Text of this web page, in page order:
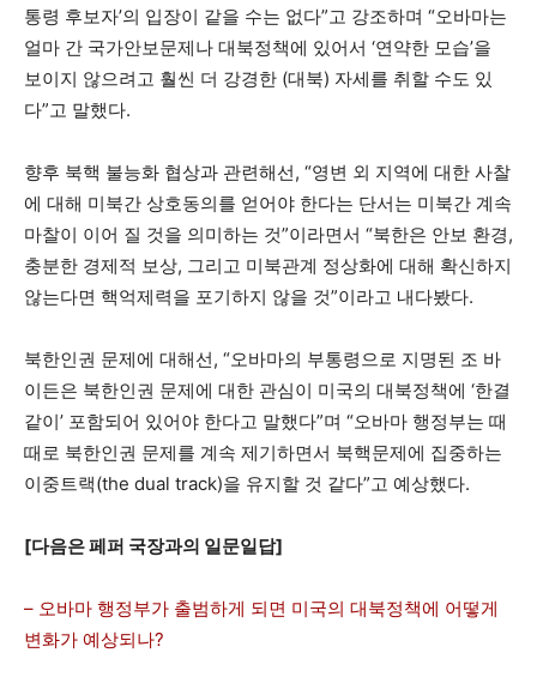
통령 후보자’의 입장이 같을 수는 없다”고 강조하며 “오바마는
얼마 간 국가안보문제나 대북정책에 있어서 ‘연약한 모습’을
보이지 않으려고 훨씬 더 강경한 (대북) 자세를 취할 수도 있
다”고 말했다.
향후 북핵 불능화 협상과 관련해선, “영변 외 지역에 대한 사찰
에 대해 미북간 상호동의를 얻어야 한다는 단서는 미북간 계속
마찰이 이어 질 것을 의미하는 것”이라면서 “북한은 안보 환경,
충분한 경제적 보상, 그리고 미북관계 정상화에 대해 확신하지
않는다면 핵억제력을 포기하지 않을 것”이라고 내다봤다.
북한인권 문제에 대해선, “오바마의 부통령으로 지명된 조 바
이든은 북한인권 문제에 대한 관심이 미국의 대북정책에 ‘한결
같이’ 포함되어 있어야 한다고 말했다”며 “오바마 행정부는 때
때로 북한인권 문제를 계속 제기하면서 북핵문제에 집중하는
이중트랙(the dual track)을 유지할 것 같다”고 예상했다.
[다음은 페퍼 국장과의 일문일답]
– 오바마 행정부가 출범하게 되면 미국의 대북정책에 어떻게
변화가 예상되나?